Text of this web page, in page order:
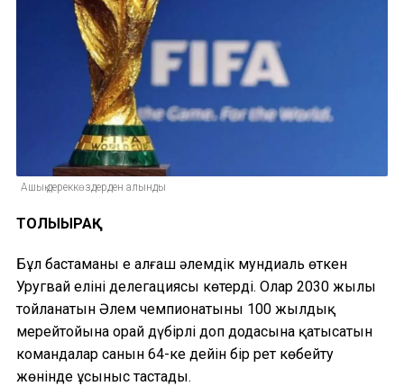
Ашық дереккөздерден алынды
ТОЛЫҒЫРАҚ
Бұл бастаманы ең алғаш әлемдік мундиаль өткен
Уругвай елінің делегациясы көтерді. Олар 2030 жылы
тойланатын Әлем чемпионатының 100 жылдық
мерейтойына орай дүбірлі доп додасына қатысатын
командалар санын 64-ке дейін бір рет көбейту
жөнінде ұсыныс тастады.